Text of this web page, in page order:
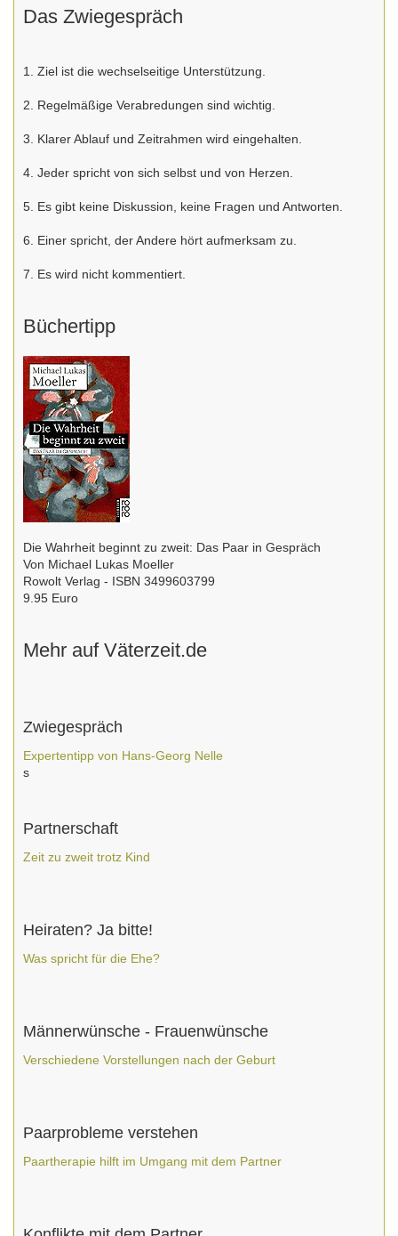
Das Zwiegespräch
1. Ziel ist die wechselseitige Unterstützung.
2. Regelmäßige Verabredungen sind wichtig.
3. Klarer Ablauf und Zeitrahmen wird eingehalten.
4. Jeder spricht von sich selbst und von Herzen.
5. Es gibt keine Diskussion, keine Fragen und Antworten.
6. Einer spricht, der Andere hört aufmerksam zu.
7. Es wird nicht kommentiert.
Büchertipp
Die Wahrheit beginnt zu zweit: Das Paar in Gespräch
Von Michael Lukas Moeller
Rowolt Verlag - ISBN 3499603799
9.95 Euro
Mehr auf Väterzeit.de
Zwiegespräch
Expertentipp von Hans-Georg Nelle
s
Partnerschaft
Zeit zu zweit trotz Kind
Heiraten? Ja bitte!
Was spricht für die Ehe?
Männerwünsche - Frauenwünsche
Verschiedene Vorstellungen nach der Geburt
Paarprobleme verstehen
Paartherapie hilft im Umgang mit dem Partner